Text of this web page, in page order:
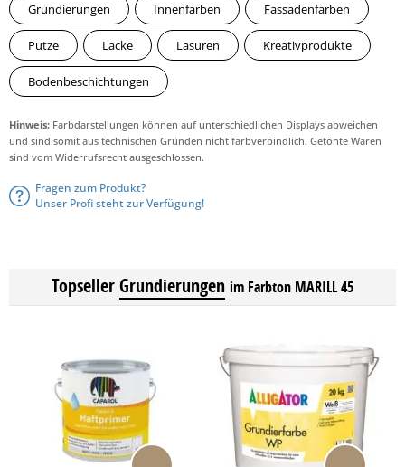
Grundierungen
Innenfarben Fassadenfarben
Putze Lacke Lasuren Kreativprodukte
Bodenbeschichtungen
Hinweis: Farbdarstellungen können auf unterschiedlichen Displays abweichen
und sind somit aus technischen Gründen nicht farbverbindlich. Getönte Waren
sind vom Widerrufsrecht ausgeschlossen.
Fragen zum Produkt?
Unser Profi steht zur Verfügung!
TopsellerGrundierungen im Farbton MARILL 45